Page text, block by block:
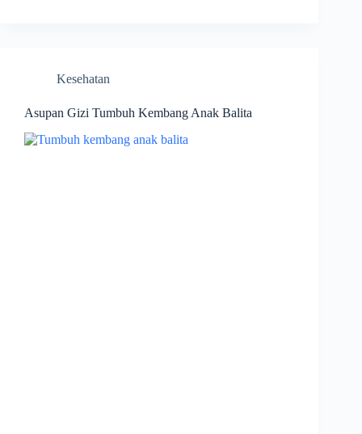
Kesehatan
Asupan Gizi Tumbuh Kembang Anak Balita